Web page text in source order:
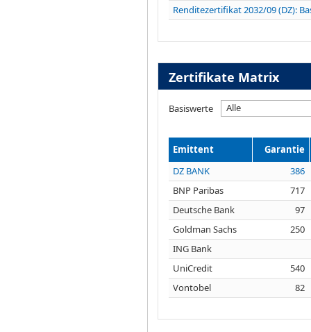
Renditezertifikat 2032/09 (DZ):
Zertifikate Matrix
Basiswerte Alle
Emittent
Garantie
DZ BANK
386
BNP Paribas
717
Deutsche Bank
97
Goldman Sachs
250
ING Bank
UniCredit
540
Vontobel
82